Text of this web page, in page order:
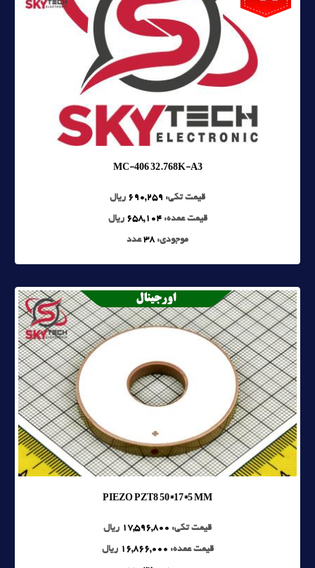
MC-406 32.768K-A3
قیمت تکی: 690,259 ریال
قیمت عمده:658,104 ریال
موجودی: 38عدد
PIEZO PZT8 50*17*5 MM
قیمت تکی: 17,596,800 ریال
قیمت عمده: 16,866,000 ریال